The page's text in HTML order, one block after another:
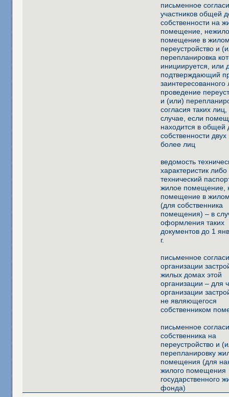
письменное
участников общей
собственности на
помещение,
помещение в
переустройство и
перепланировка
инициируется, или
подтверждающий
заинтересованного
проведение
и (или)
согласия таких лиц,
случае, если
находится в общей
собственности
более лиц
ведомость
характеристик либо
технический
жилое помещение,
помещение в
(для собственника
помещения) – в
оформления таких
документов до 1
г.
письменное
организации
жилых домах этой
организации – для
организации
не являющегося
собственником
письменное
собственника на
переустройство и
перепланировку
помещения (для
жилого помещения
государственного
фонда)